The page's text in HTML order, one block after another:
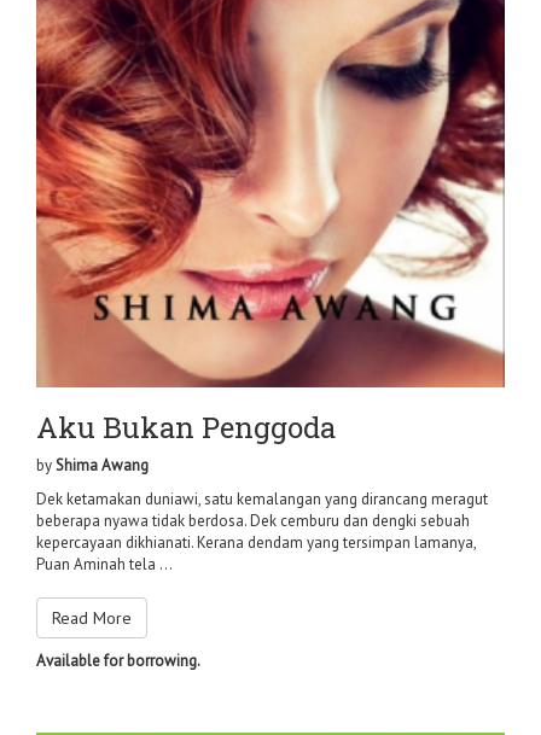
Aku Bukan Penggoda
byShima Awang
Dek ketamakan duniawi, satu kemalangan yang dirancang meragut
beberapa nyawa tidak berdosa. Dek cemburu dan dengki sebuah
kepercayaan dikhianati. Kerana dendam yang tersimpan lamanya,
Puan Aminah tela ...
Read More
Available for borrowing.